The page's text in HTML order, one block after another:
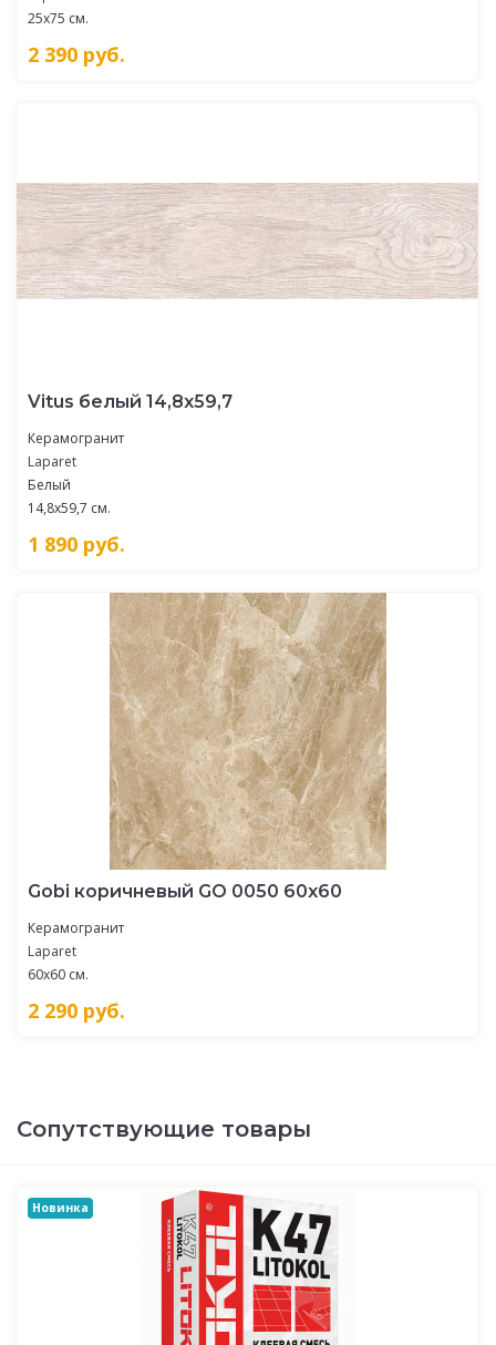
25x75 см.
2 390 руб.
Vitus белый 14,8х59,7
Керамогранит
Laparet
Белый
14,8x59,7 см.
1 890 руб.
Gobi коричневый GO 0050 60х60
Керамогранит
Laparet
60x60 см.
2 290 руб.
Сопутствующие товары
Новинка